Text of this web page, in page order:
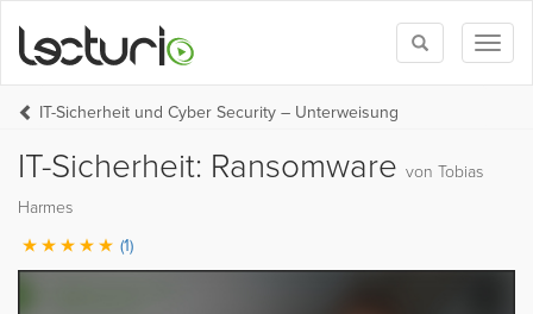
Toggle
search
IT-Sicherheit und Cyber Security – Unterweisung
IT-Sicherheit: Ransomware von Tobias
Harmes
(1)